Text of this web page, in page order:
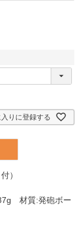
りに登録する
）
材質:発砲ボー